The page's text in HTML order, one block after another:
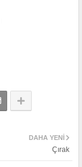
DAHA YENI
Çırak